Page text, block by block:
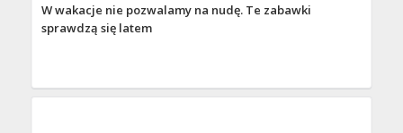
W wakacje nie pozwalamy na nudę. Te zabawki
sprawdzą się latem